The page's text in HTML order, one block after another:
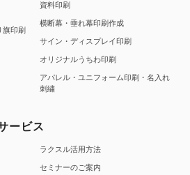
旗印刷
資料印刷
横断幕・垂れ幕印刷作成
サイン・ディスプレイ印刷
オリジナルうちわ印刷
アパレル・ユニフォーム印刷・名入れ
刺繍
ービス
ラクスル活用方法
セミナーのご案内